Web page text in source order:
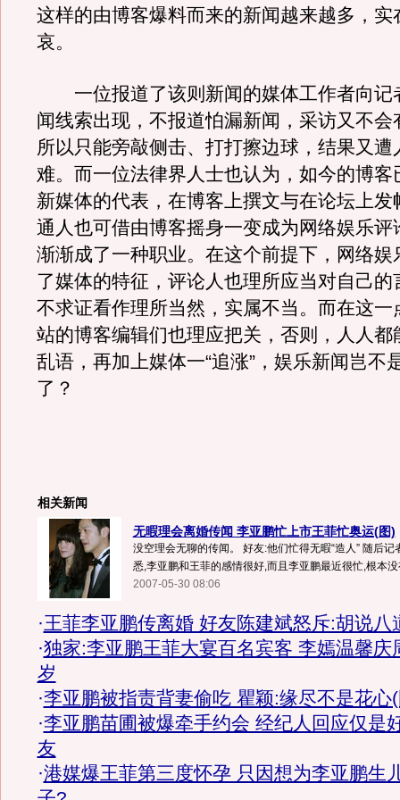
这样的由博客爆料而来的新闻越来越多，实
哀。
一位报道了该则新闻的媒体工作者向记
闻线索出现，不报道怕漏新闻，采访又不会
所以只能旁敲侧击、打打擦边球，结果又遭
难。而一位法律界人士也认为，如今的博客
新媒体的代表，在博客上撰文与在论坛上发
通人也可借由博客摇身一变成为网络娱乐评
渐渐成了一种职业。在这个前提下，网络娱
了媒体的特征，评论人也理所应当对自己的
不求证看作理所当然，实属不当。而在这一
站的博客编辑们也理应把关，否则，人人都
乱语，再加上媒体一“追涨”，娱乐新闻岂不
了？
相关新闻
无暇理会离婚传闻 李亚鹏忙上市王菲忙奥运(图)
没空理会无聊的传闻。 好友:他们忙得无暇“造人” 随后
悉,李亚鹏和王菲的感情很好,而且李亚鹏最近很忙,根本没
2007-05-30 08:06
·王菲李亚鹏传离婚 好友陈建斌怒斥:胡说八
·独家:李亚鹏王菲大宴百名宾客 李嫣温馨庆
岁
·李亚鹏被指责背妻偷吃 瞿颖:缘尽不是花心
·李亚鹏苗圃被爆牵手约会 经纪人回应仅是
友
·港媒爆王菲第三度怀孕 只因想为李亚鹏生